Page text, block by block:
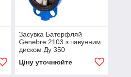
Засувка Батерфляй
Genebre 2103 з чавунним
диском Ду 350
Ціну уточнюйте